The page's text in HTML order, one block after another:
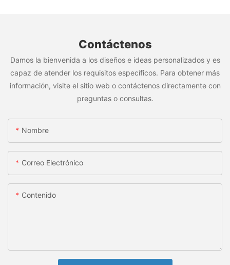
Contáctenos
Damos la bienvenida a los diseños e ideas personalizados y es
capaz de atender los requisitos específicos. Para obtener más
información, visite el sitio web o contáctenos directamente con
preguntas o consultas.
Nombre
Correo Electrónico
Contenido